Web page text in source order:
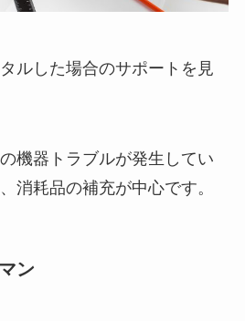
ルした場合のサポートを見
機器トラブルが発生してい
消耗品の補充が中心です。
ン